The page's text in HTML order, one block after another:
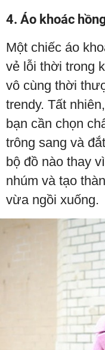
4. Áo khoác
Một chiếc áo
vẻ lỗi thời trong
vô cùng thời
trendy. Tất
bạn cần chọn
trông sang và
bộ đồ nào thay
nhúm và tạo
vừa ngồi xuống.